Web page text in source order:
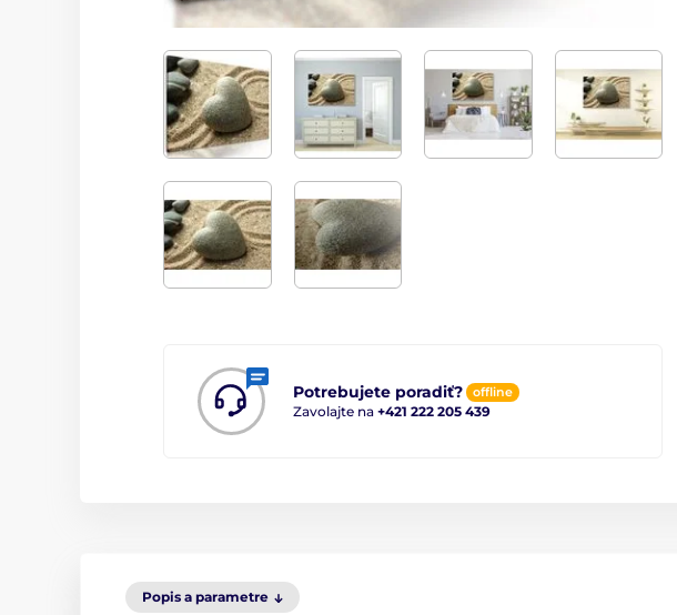
Potrebujete poradiť? offline
Zavolajte na +421 222 205 439
Popis a parametre